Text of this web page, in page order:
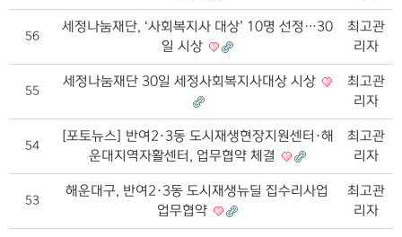
56
세정나눔재단, ‘사회복지사 대상’ 10명 선정…30
일 시상
최고관
리자
55
세정나눔재단 30일 세정사회복지사대상 시상
최고관
리자
54
[포토뉴스] 반여2·3동 도시재생현장지원센터·해
운대지역자활센터, 업무협약 체결
최고관
리자
53
해운대구, 반여2·3동 도시재생뉴딜 집수리사업
업무협약
최고관
리자